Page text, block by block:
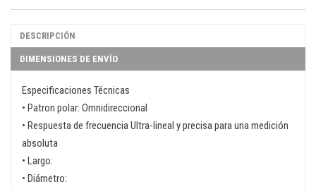
DESCRIPCIÓN
DIMENSIONES DE ENVÍO
Especificaciones Técnicas
• Patron polar: Omnidireccional
• Respuesta de frecuencia Ultra-lineal y precisa para una medición
absoluta
• Largo:
• Diámetro: